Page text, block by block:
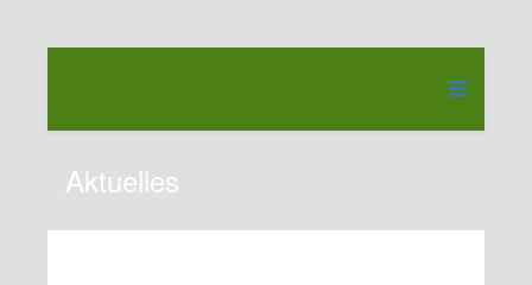
Aktuelles